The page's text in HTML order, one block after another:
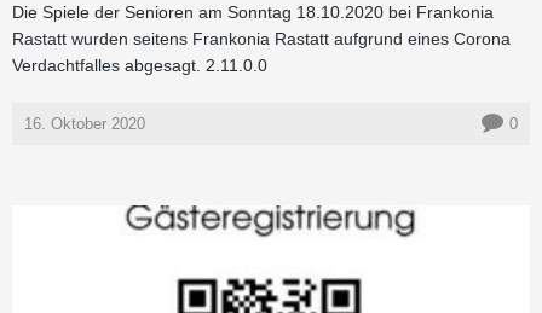
Die Spiele der Senioren am Sonntag 18.10.2020 bei Frankonia
Rastatt wurden seitens Frankonia Rastatt aufgrund eines Corona
Verdachtfalles abgesagt. 2.11.0.0
16. Oktober 2020 0